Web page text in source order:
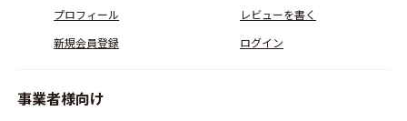
プロフィール
レビューを書く
新規会員登録
ログイン
事業者様向け